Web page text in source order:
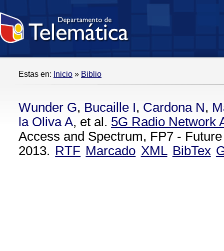
Estas en: Inicio » Biblio
Wunder G, Bucaille I, Cardona N,
la Oliva A, et al. 5G Radio Network
Access and Spectrum, FP7 -
2013. RTF Marcado XML BibTex